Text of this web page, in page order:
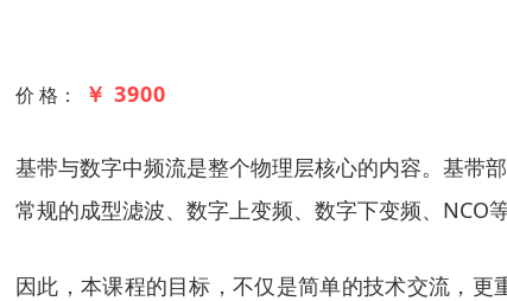
价 格： ￥ 3900
基带与数字中频流是整个物理层核心的内容。基带
常规的成型滤波、数字上变频、数字下变频、NCO
因此，本课程的目标，不仅是简单的技术交流，